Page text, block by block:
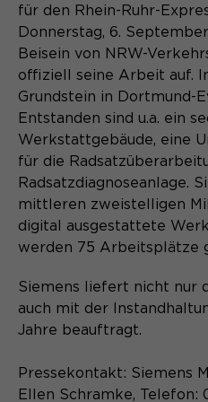
Zweck
Content
Webseite.
unerlässlich,
Sie
zu erkennen
offen zu
einem
ID als
"hash-Wert")
Name PHPSESSID
Der Session
Name _pk_id*
Anbieter Matomo
Laufzeit 13 Monate
Zweck
Laufzeit 30 Minuten
aktuellen
Cookie-Informationen
Aktivierung
Diese Cookies
Übersetzung der Website-
Anbieter GTranslate
Laufzeit 1 Jahr
Zweck
Sprache für
Übersetzung
für den Rhein-Ruhr-
Donnerstag, 6.
Beisein von NRW-
offiziell seine Arbeit auf.
Grundstein in Dortmund-
Entstanden sind u.a. ein
Werkstattgebäude, eine
für die
Radsatzdiagnoseanlage.
mittleren zweistelligen
digital ausgestattete
werden 75 Arbeitsplätze
Siemens liefert nicht nur
auch mit der
Jahre beauftragt.
Pressekontakt: Siemens
Ellen Schramke, Telefon: